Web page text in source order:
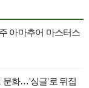
아마추어 마스터스
문화…'싱글'로 뒤집